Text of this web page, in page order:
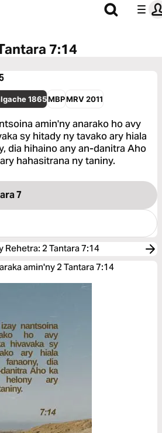
7:14
1865MBPMRV 2011
amin'ny anarako ho avy
sy hitady ny tavako ary hiala
dia hihaino any an-danitra Aho
hahasitrana ny taniny.
7
Rehetra: 2 Tantara 7:14
amin'ny 2 Tantara 7:14